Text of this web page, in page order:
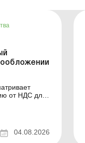
от НДС для
время
04.08.2026